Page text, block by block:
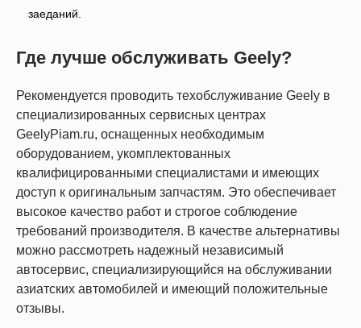
заеданий.
Где лучше обслуживать Geely?
Рекомендуется проводить техобслуживание Geely в
специализированных сервисных центрах
GeelyPiam.ru, оснащенных необходимым
оборудованием, укомплектованных
квалифицированными специалистами и имеющих
доступ к оригинальным запчастям. Это обеспечивает
высокое качество работ и строгое соблюдение
требований производителя. В качестве альтернативы
можно рассмотреть надежный независимый
автосервис, специализирующийся на обслуживании
азиатских автомобилей и имеющий положительные
отзывы.